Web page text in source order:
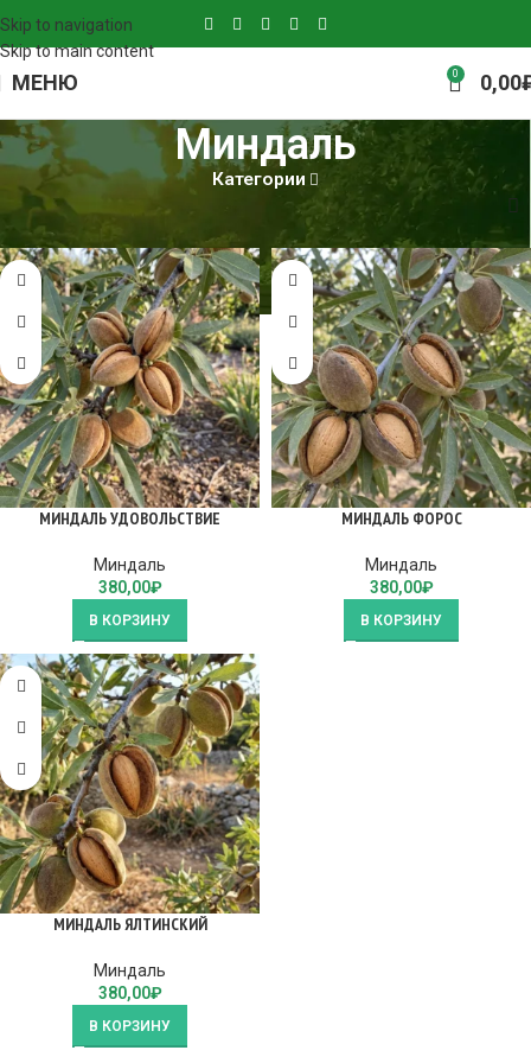
Skip to navigation
Skip to main content
МЕНЮ 0 0,00
Миндаль
Категории
Главная Миндаль
МИНДАЛЬ УДОВОЛЬСТВИЕ
Миндаль
380,00₽
В КОРЗИНУ
МИНДАЛЬ ФОРОС
Миндаль
380,00₽
В КОРЗИНУ
МИНДАЛЬ ЯЛТИНСКИЙ
Миндаль
380,00₽
В КОРЗИНУ